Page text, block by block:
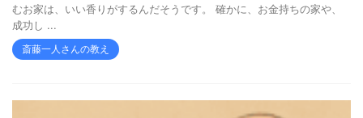
むお家は、いい香りがするんだそうです。 確かに、お金持ちの家や、
成功し ...
斎藤一人さんの教え